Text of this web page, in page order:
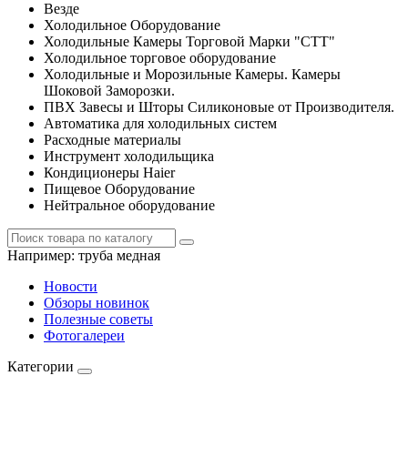
Везде
Холодильное Оборудование
Холодильные Камеры Торговой Марки "СТТ"
Холодильное торговое оборудование
Холодильные и Морозильные Камеры. Камеры
Шоковой Заморозки.
ПВХ Завесы и Шторы Силиконовые от Производителя.
Автоматика для холодильных систем
Расходные материалы
Инструмент холодильщика
Кондиционеры Haier
Пищевое Оборудование
Нейтральное оборудование
Например: труба медная
Новости
Обзоры новинок
Полезные советы
Фотогалереи
Категории